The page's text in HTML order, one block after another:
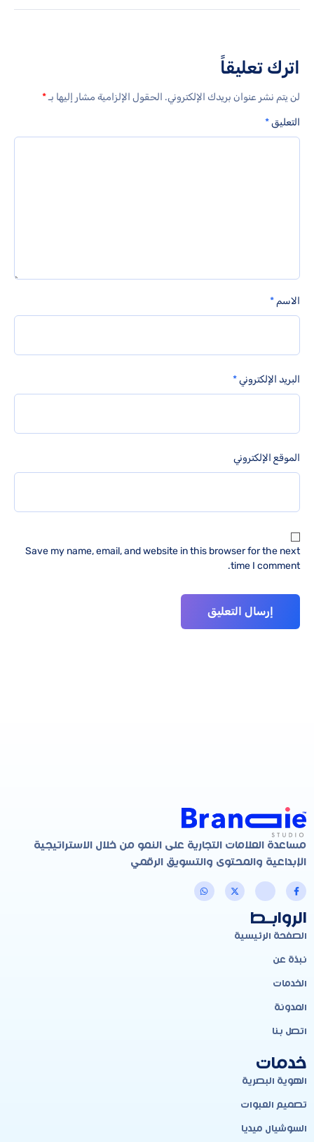
اترك تعليقاً
لن يتم نشر عنوان بريدك الإلكتروني. الحقول الإلزامية مشار إليها بـ*
التعليق*
الاسم *
البريد الإلكتروني*
الموقع الإلكتروني
Save my name, email, and website in this browser for the next
time I comment.
مساعدة العلامات التجارية على النمو من خلال الاستراتيجية
الإبداعية والمحتوى والتسويق الرقمي
الروابـط
الصفحة الرئيسية
نبذة عن
الخدمات
المدونة
اتصل بنا
خدمات
الهوية البصرية
تصميم العبوات
السوشيال ميديا